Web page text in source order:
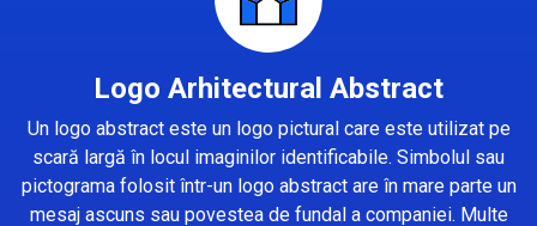
Logo Arhitectural Abstract
Un logo abstract este un logo pictural care este utilizat pe
scară largă în locul imaginilor identificabile. Simbolul sau
pictograma folosit într-un logo abstract are în mare parte un
mesaj ascuns sau povestea de fundal a companiei. Multe